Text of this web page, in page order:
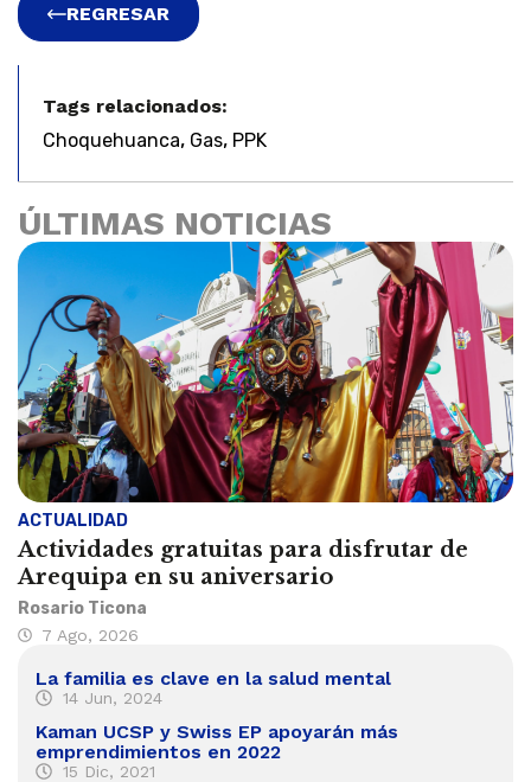
REGRESAR
Tags relacionados:
Choquehuanca, Gas, PPK
ÚLTIMAS NOTICIAS
ACTUALIDAD
Actividades gratuitas para disfrutar de
Arequipa en su aniversario
Rosario Ticona
7 Ago, 2026
La familia es clave en la salud mental
14 Jun, 2024
Kaman UCSP y Swiss EP apoyarán más
emprendimientos en 2022
15 Dic, 2021